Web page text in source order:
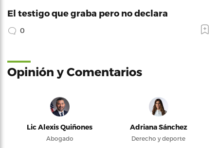
El testigo que graba pero no declara
0
Opinión y Comentarios
Lic Alexis Quiñones
Abogado
Adriana Sánchez
Derecho y deporte